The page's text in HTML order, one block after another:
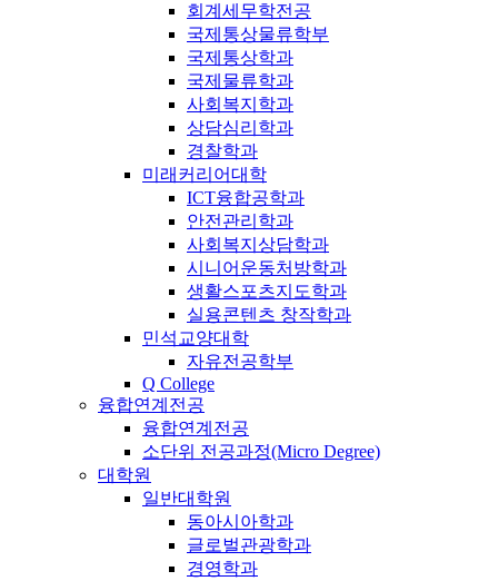
회계세무학전공
국제통상물류학부
국제통상학과
국제물류학과
사회복지학과
상담심리학과
경찰학과
미래커리어대학
ICT융합공학과
안전관리학과
사회복지상담학과
시니어운동처방학과
생활스포츠지도학과
실용콘텐츠 창작학과
민석교양대학
자유전공학부
Q College
융합연계전공
융합연계전공
소단위 전공과정(Micro Degree)
대학원
일반대학원
동아시아학과
글로벌관광학과
경영학과